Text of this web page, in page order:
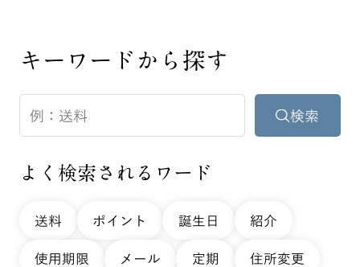
キーワードから探す
よく検索されるワード
送料 ポイント 誕生日 紹介
使用期限 メール 定期 住所変更